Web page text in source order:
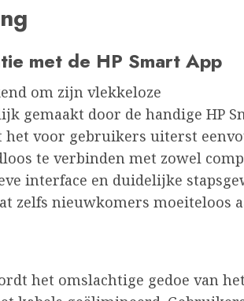
met de HP Smart App
om zijn vlekkeloze
gemaakt door de handige HP
het voor gebruikers uiterst
te verbinden met zowel
interface en duidelijke
zelfs nieuwkomers moeiteloos
het omslachtige gedoe van het